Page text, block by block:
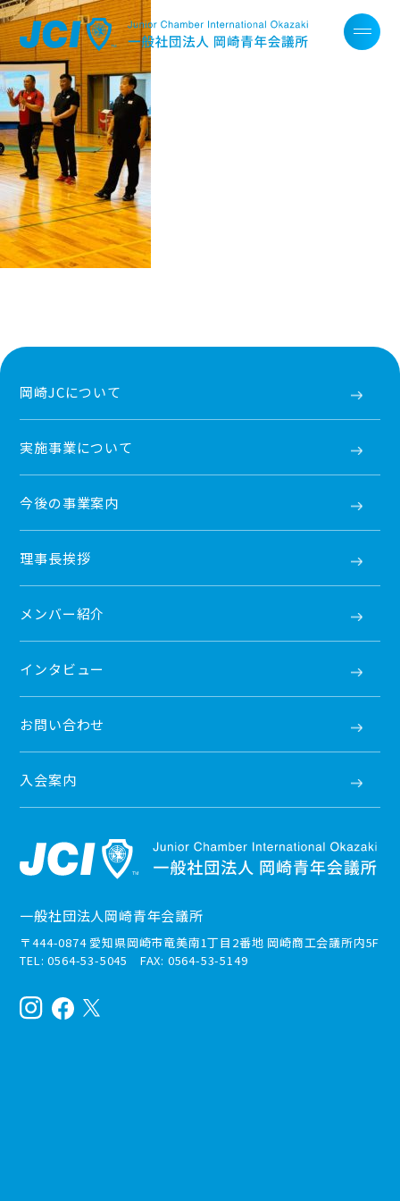
岡崎JCについて
実施事業について
今後の事業案内
理事長挨拶
メンバー紹介
インタビュー
お問い合わせ
入会案内
一般社団法人岡崎青年会議所
〒444-0874 愛知県岡崎市竜美南1丁目2番地 岡崎商工会議所内5F
TEL: 0564-53-5045 FAX: 0564-53-5149